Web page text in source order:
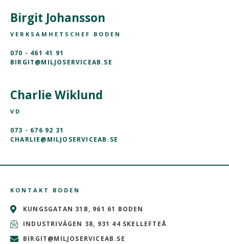
Birgit Johansson
VERKSAMHETSCHEF BODEN
070 - 461 41 91
BIRGIT@MILJOSERVICEAB.SE
Charlie Wiklund
VD
073 - 676 92 31
CHARLIE@MILJOSERVICEAB.SE
KONTAKT BODEN
KUNGSGATAN 31B, 961 61 BODEN
INDUSTRIVÄGEN 38, 931 44 SKELLEFTEÅ
BIRGIT@MILJOSERVICEAB.SE